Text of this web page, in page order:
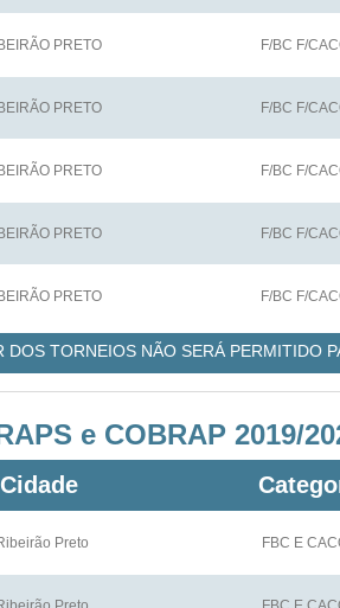
PRETO F/BC F/
PRETO F/BC F/
PRETO F/BC F/
PRETO F/BC F/
PRETO F/BC F/
DOS TORNEIOS NÃO SERÁ PERMITIDO
e COBRAP 2019/
Cidade
Preto FBC E